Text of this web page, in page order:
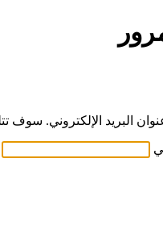
البريد الإلكتروني. سوف